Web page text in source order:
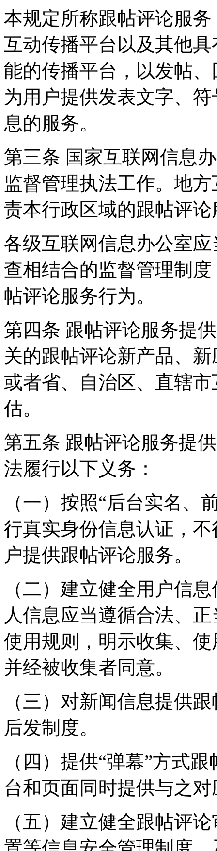
本规定所称跟帖评论服
互动传播平台以及其他
能的传播平台，以发帖
为用户提供发表文字、
息的服务。
第三条 国家互联网信息
监督管理执法工作。地
责本行政区域的跟帖评
各级互联网信息办公室
查相结合的监督管理制
帖评论服务行为。
第四条 跟帖评论服务提
关的跟帖评论新产品、
或者省、自治区、直辖
估。
第五条 跟帖评论服务提
法履行以下义务：
（一）按照“后台实名、
行真实身份信息认证，
户提供跟帖评论服务。
（二）建立健全用户信
人信息应当遵循合法、
使用规则，明示收集、
并经被收集者同意。
（三）对新闻信息提供
后发制度。
（四）提供“弹幕”方式
台和页面同时提供与之
（五）建立健全跟帖评